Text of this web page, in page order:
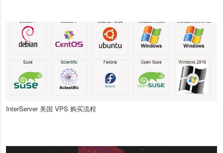
InterServer 美国 VPS 购买流程